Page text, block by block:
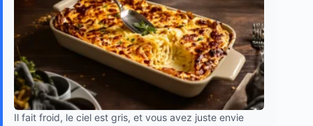
Il fait froid, le ciel est gris, et vous avez juste envie